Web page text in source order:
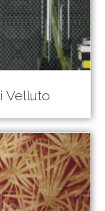
Velluto